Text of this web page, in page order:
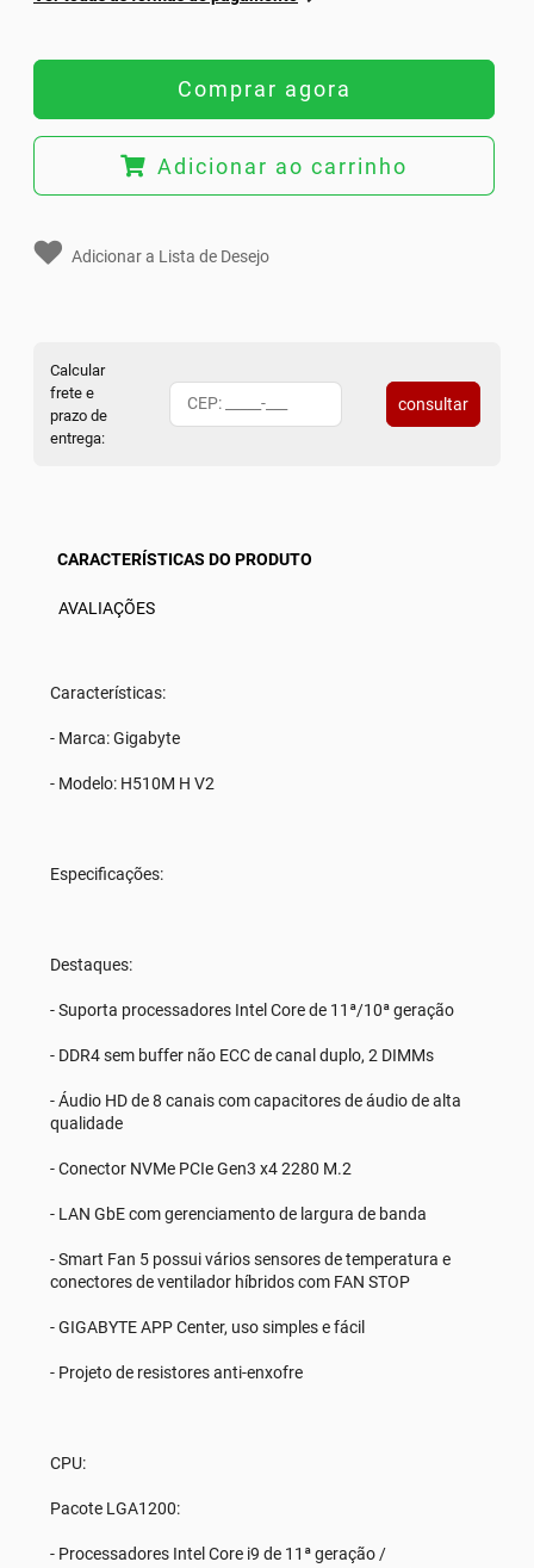
Comprar agora
Adicionar ao carrinho
Adicionar a Lista de Desejo
Calcular
frete e
prazo de
entrega:
consultar
CARACTERÍSTICAS DO PRODUTO
AVALIAÇÕES
Características:
- Marca: Gigabyte
- Modelo: H510M H V2
Especificações:
Destaques:
- Suporta processadores Intel Core de 11ª/10ª geração
- DDR4 sem buffer não ECC de canal duplo, 2 DIMMs
- Áudio HD de 8 canais com capacitores de áudio de alta
qualidade
- Conector NVMe PCIe Gen3 x4 2280 M.2
- LAN GbE com gerenciamento de largura de banda
- Smart Fan 5 possui vários sensores de temperatura e
conectores de ventilador híbridos com FAN STOP
- GIGABYTE APP Center, uso simples e fácil
- Projeto de resistores anti-enxofre
CPU:
Pacote LGA1200:
- Processadores Intel Core i9 de 11ª geração /